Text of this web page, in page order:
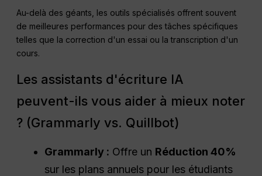
Au-delà des géants, les outils spécialisés offrent souvent
de meilleures performances pour des tâches spécifiques
telles que la correction d'un essai ou la transcription d'un
cours.
Les assistants d'écriture IA
peuvent-ils vous aider à mieux noter
? (Grammarly vs. Quillbot)
Grammarly : Offre un Réduction 40%
sur les plans annuels pour les étudiants